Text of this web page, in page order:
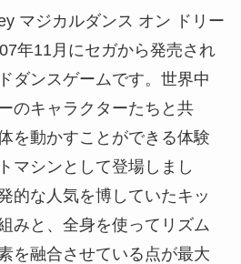
マジカルダンス オン ドリー
年11月にセガから発売され
ダンスゲームです。世界中
のキャラクターたちと共
を動かすことができる体験
マシンとして登場しまし
的な人気を博していたキッ
みと、全身を使ってリズム
を融合させている点が最大